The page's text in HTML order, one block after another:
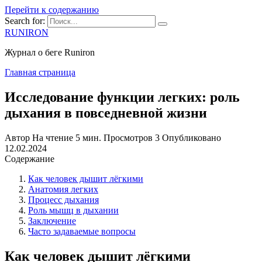
Перейти к содержанию
Search for:
RUNIRON
Журнал о беге Runiron
Главная страница
Исследование функции легких: роль
дыхания в повседневной жизни
Автор На чтение 5 мин. Просмотров 3 Опубликовано
12.02.2024
Содержание
Как человек дышит лёгкими
Анатомия легких
Процесс дыхания
Роль мышц в дыхании
Заключение
Часто задаваемые вопросы
Как человек дышит лёгкими